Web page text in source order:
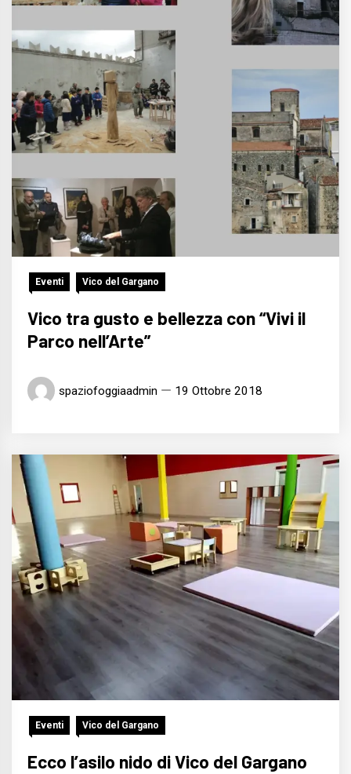
Eventi Vico del Gargano
Vico tra gusto e bellezza con “Vivi il
Parco nell’Arte”
spaziofoggiaadmin 19 Ottobre 2018
Eventi Vico del Gargano
Ecco l’asilo nido di Vico del Gargano